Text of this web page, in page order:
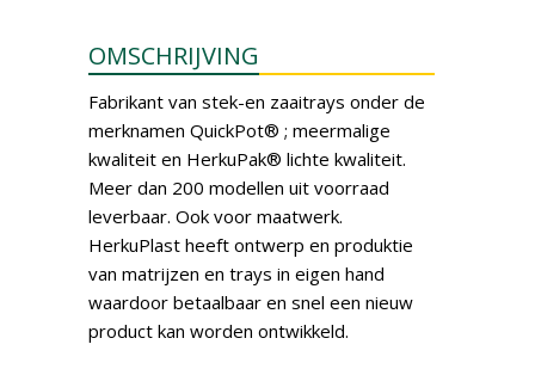
OMSCHRIJVING
Fabrikant van stek-en zaaitrays onder de
merknamen QuickPot® ; meermalige
kwaliteit en HerkuPak® lichte kwaliteit.
Meer dan 200 modellen uit voorraad
leverbaar. Ook voor maatwerk.
HerkuPlast heeft ontwerp en produktie
van matrijzen en trays in eigen hand
waardoor betaalbaar en snel een nieuw
product kan worden ontwikkeld.